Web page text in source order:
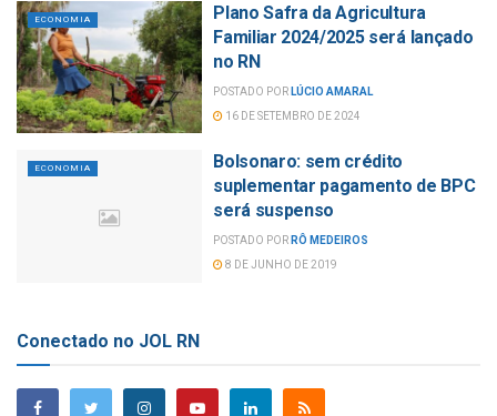
ECONOMIA
Plano Safra da Agricultura
Familiar 2024/2025 será lançado
no RN
POSTADO POR LÚCIO AMARAL
16 DE SETEMBRO DE 2024
ECONOMIA
Bolsonaro: sem crédito
suplementar pagamento de BPC
será suspenso
POSTADO POR RÔ MEDEIROS
8 DE JUNHO DE 2019
Conectado no JOL RN